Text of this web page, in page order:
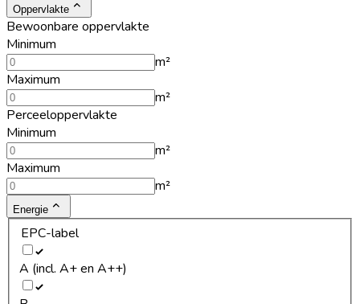
Oppervlakte
Bewoonbare oppervlakte
Minimum
m²
Maximum
m²
Perceeloppervlakte
Minimum
m²
Maximum
m²
Energie
EPC-label
A (incl. A+ en A++)